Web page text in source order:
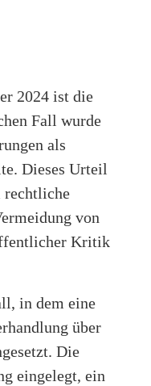
2024 ist die
Fall wurde
als
Dieses Urteil
rechtliche
von
Kritik
in dem eine
über
Die
eingelegt, ein